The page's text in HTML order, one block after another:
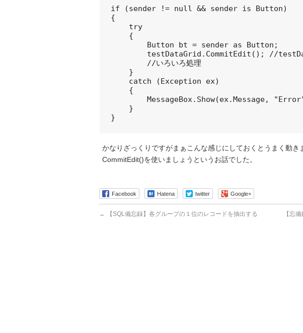
if (sender != null && sender is Button)
{
    try
    {
        Button bt = sender as Button;
testDataGrid.CommitEdit(); //
        //いろいろ処理
    }
    catch (Exception ex)
    {
MessageBox.Show(ex.Message,
    }
かなりざっくりですがまぁこんな感じにしておくとうまく動き
CommitEdit()を使いましょうというお話でした。
Facebook Hatena twitter Google+
← 【SQL備忘録】各グループの１位のレコードを抽出する 【忘